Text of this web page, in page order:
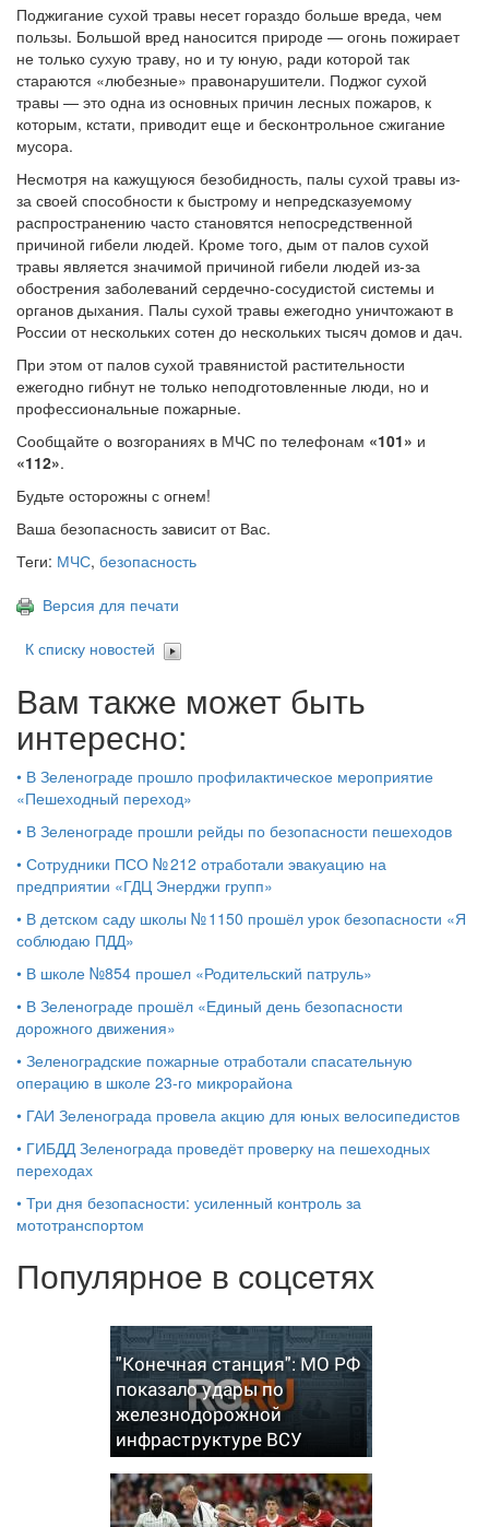
Поджигание сухой травы несет гораздо больше вреда, чем
пользы. Большой вред наносится природе — огонь пожирает
не только сухую траву, но и ту юную, ради которой так
стараются «любезные» правонарушители. Поджог сухой
травы — это одна из основных причин лесных пожаров, к
которым, кстати, приводит еще и бесконтрольное сжигание
мусора.
Несмотря на кажущуюся безобидность, палы сухой травы из-
за своей способности к быстрому и непредсказуемому
распространению часто становятся непосредственной
причиной гибели людей. Кроме того, дым от палов сухой
травы является значимой причиной гибели людей из-за
обострения заболеваний сердечно-сосудистой системы и
органов дыхания. Палы сухой травы ежегодно уничтожают в
России от нескольких сотен до нескольких тысяч домов и дач.
При этом от палов сухой травянистой растительности
ежегодно гибнут не только неподготовленные люди, но и
профессиональные пожарные.
Сообщайте о возгораниях в МЧС по телефонам «101» и
«112».
Будьте осторожны с огнем!
Ваша безопасность зависит от Вас.
Теги: МЧС, безопасность
Версия для печати
К списку новостей
Вам также может быть
интересно:
• В Зеленограде прошло профилактическое мероприятие
«Пешеходный переход»
• В Зеленограде прошли рейды по безопасности пешеходов
• Сотрудники ПСО № 212 отработали эвакуацию на
предприятии «ГДЦ Энерджи групп»
• В детском саду школы № 1150 прошёл урок безопасности «Я
соблюдаю ПДД»
• В школе №854 прошел «Родительский патруль»
• В Зеленограде прошёл «Единый день безопасности
дорожного движения»
• Зеленоградские пожарные отработали спасательную
операцию в школе 23-го микрорайона
• ГАИ Зеленограда провела акцию для юных велосипедистов
• ГИБДД Зеленограда проведёт проверку на пешеходных
переходах
• Три дня безопасности: усиленный контроль за
мототранспортом
Популярное в соцсетях
"Конечная станция": МО РФ
показало удары по
железнодорожной
инфраструктуре ВСУ